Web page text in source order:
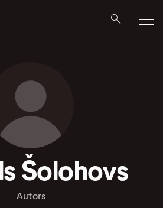
Šolohovs
Autors